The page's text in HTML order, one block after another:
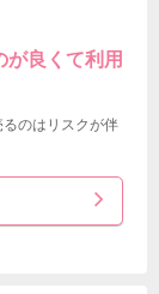
が良くて利用
のはリスクが伴